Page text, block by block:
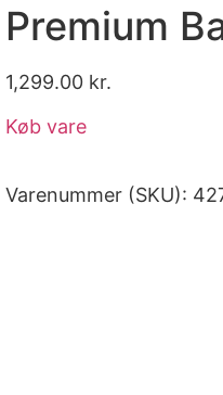
Premium
1,299.00 kr.
Køb vare
Varenummer (SKU):